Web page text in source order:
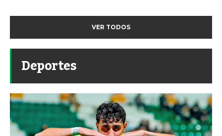
VER TODOS
Deportes